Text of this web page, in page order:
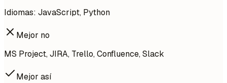
Idiomas: JavaScript, Python
Mejor no
MS Project, JIRA, Trello, Confluence, Slack
Mejor así